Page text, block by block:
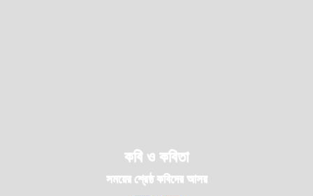
কবি ও কবিতা
সময়ের শ্রেষ্ঠ কবিদের আসর